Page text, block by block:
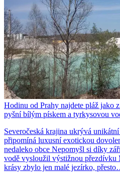
Hodinu od Prahy najdete pláž jako
pyšní bílým pískem a tyrkysovou
Severočeská krajina ukrývá
připomíná luxusní exotickou
nedaleko obce Nepomyšl si díky
vodě vysloužil výstižnou přezdívku
krásy zbylo jen malé jezírko,